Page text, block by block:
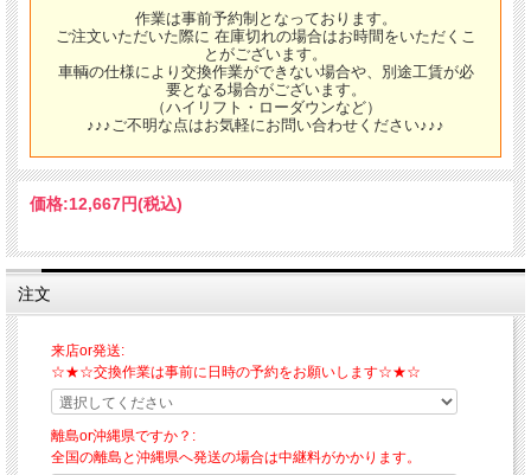
作業は事前予約制となっております。
ご注文いただいた際に 在庫切れの場合はお時間をいただくこ
とがございます。
車輌の仕様により交換作業ができない場合や、別途工賃が必
要となる場合がございます。
（ハイリフト・ローダウンなど）
♪♪♪ご不明な点はお気軽にお問い合わせください♪♪♪
価格:12,667円(税込)
注文
来店or発送:
☆★☆交換作業は事前に日時の予約をお願いします☆★☆
離島or沖縄県ですか？:
全国の離島と沖縄県へ発送の場合は中継料がかかります。